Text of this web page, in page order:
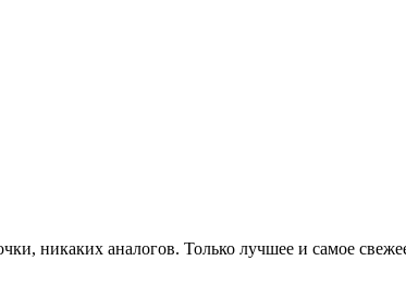
никаких аналогов. Только лучшее и самое